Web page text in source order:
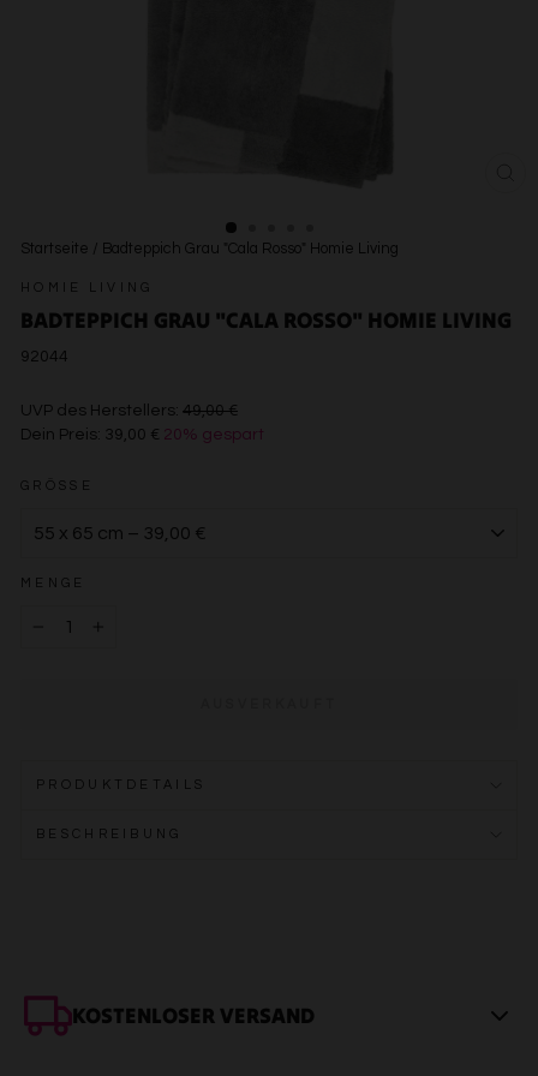
Startseite / Badteppich Grau "Cala Rosso" Homie Living
HOMIE LIVING
BADTEPPICH GRAU "CALA ROSSO" HOMIE LIVING
92044
UVP des Herstellers: 49,00 €€49,00
Dein Preis: 39,00 € 20% gespart
GRÖSSE
MENGE
PRODUKTDETAILS
BESCHREIBUNG
KOSTENLOSER VERSAND